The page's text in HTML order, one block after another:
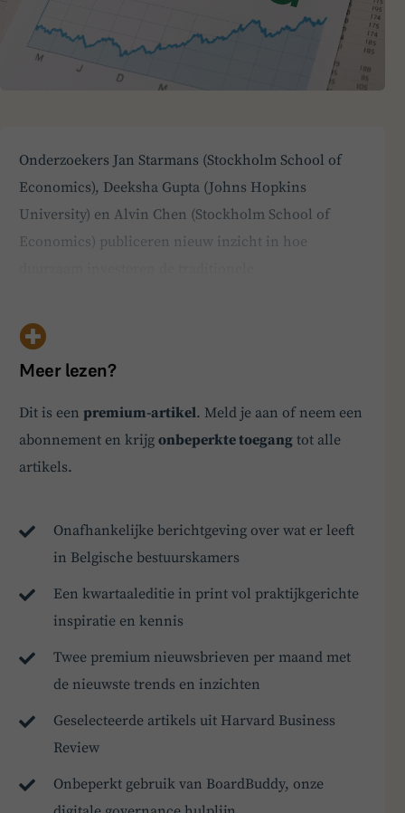
Onderzoekers Jan Starmans (Stockholm School of
Economics), Deeksha Gupta (Johns Hopkins
University) en Alvin Chen (Stockholm School of
Economics) publiceren nieuw inzicht in hoe
beïnvloedt​. Hun studie stelt vast dat duurzame
beleggers — die niet alleen financiële prestaties,
maar ook maatschappelijke impact meewegen — de…
Meer lezen?
Dit is eenpremium-artikel. Meld je aan of neem een
abonnement en krijgonbeperkte toegang tot alle
artikels.
Onafhankelijke berichtgeving over wat er leeft
in Belgische bestuurskamers
Een kwartaaleditie in print vol praktijkgerichte
inspiratie en kennis
Twee premium nieuwsbrieven per maand met
de nieuwste trends en inzichten
Geselecteerde artikels uit Harvard Business
Review
Onbeperkt gebruik van BoardBuddy, onze
Hey! Heb je een vraag over goed bestuur? Stel
ze gerust!